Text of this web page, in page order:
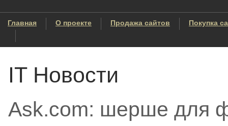
Главная О проекте Продажа сайтов Покупка
IT Новости
Ask.com: шерше для